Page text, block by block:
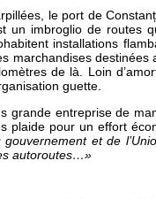
le port de
imbroglio de routes
installations
marchandises destinées
de là. Loin
guette.
grande entreprise de
plaide pour un effort
et de
autoroutes…»